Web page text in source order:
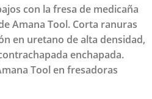
con la fresa de medicaña
Amana Tool. Corta ranuras
en uretano de alta densidad,
enchapada.
Tool en fresadoras